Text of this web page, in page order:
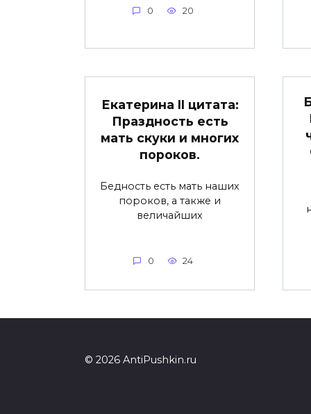
0 20
Екатерина II цитата:
Праздность есть
мать скуки и многих
пороков.
Бедность есть мать наших
пороков, а также и
величайших
0 24
© 2026 AntiPushkin.ru